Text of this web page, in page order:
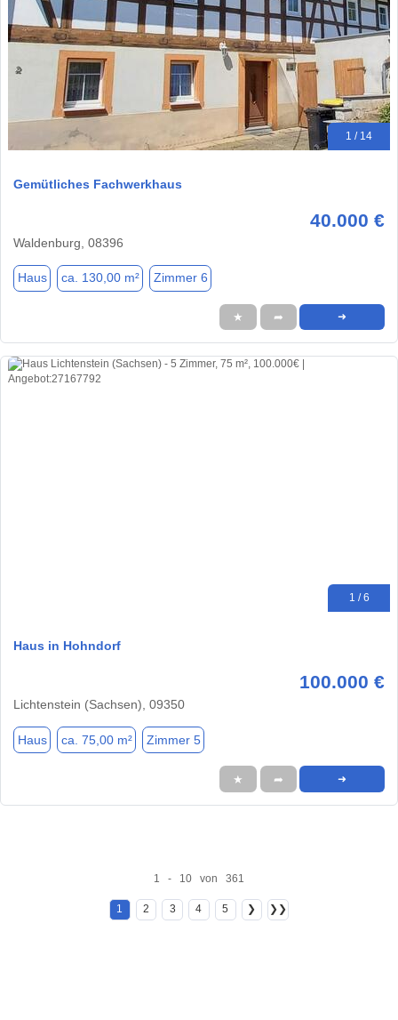
1 / 14
Gemütliches Fachwerkhaus
40.000 €
Waldenburg, 08396
Haus ca. 130,00 m² Zimmer 6
★ ➦ ➜
1 / 6
Haus in Hohndorf
100.000 €
Lichtenstein (Sachsen), 09350
Haus ca. 75,00 m² Zimmer 5
★ ➦ ➜
1 - 10 von 361
1 2 3 4 5 ❯ ❯❯